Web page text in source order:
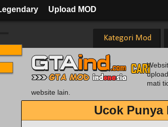
Upload MOD
Kategori Mod
mati
website lain.
Ucok Punya